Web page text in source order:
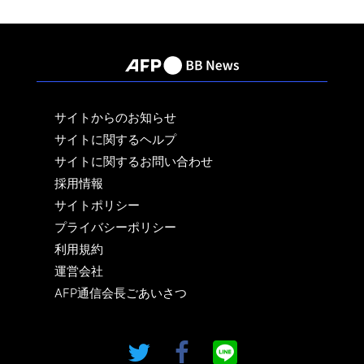
サイトからのお知らせ
サイトに関するヘルプ
サイトに関するお問い合わせ
採用情報
サイトポリシー
プライバシーポリシー
利用規約
運営会社
AFP通信会長ごあいさつ